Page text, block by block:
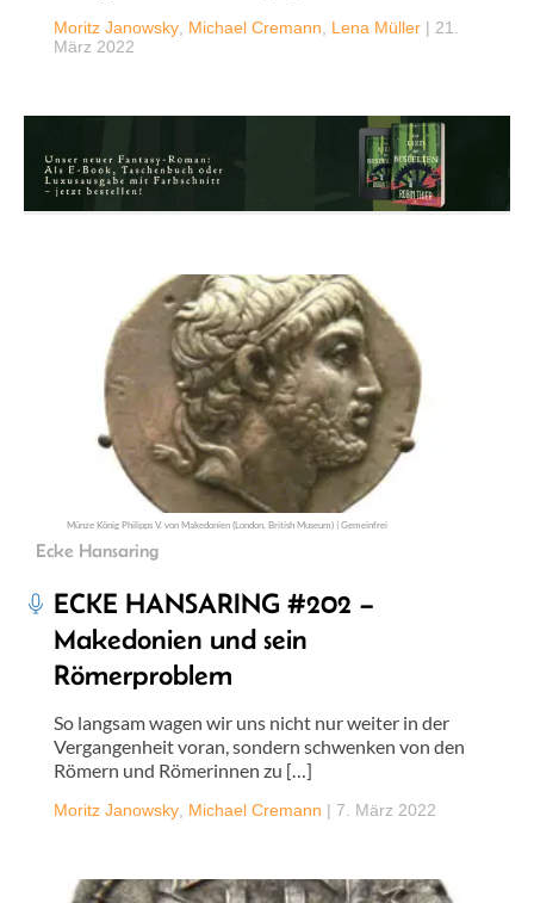
Moritz Janowsky Michael Cremann Lena Müller | 21.
März 2022
Münze König Philipps V. von Makedonien (London, British Museum) | Gemeinfrei
Ecke Hansaring
ECKE HANSARING #202 –
Makedonien und sein
Römerproblem
So langsam wagen wir uns nicht nur weiter in der
Vergangenheit voran, sondern schwenken von den
Römern und Römerinnen zu […]
Moritz Janowsky Michael Cremann | 7. März 2022